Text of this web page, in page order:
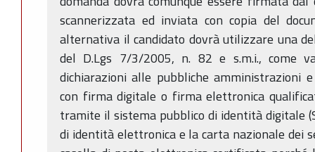
scannerizzata ed inviata con copia del
alternativa il candidato dovrà utilizzare una
del D.Lgs 7/3/2005, n. 82 e s.m.i., come
dichiarazioni alle pubbliche amministrazioni
con firma digitale o firma elettronica
tramite il sistema pubblico di identità digitale
di identità elettronica e la carta nazionale dei